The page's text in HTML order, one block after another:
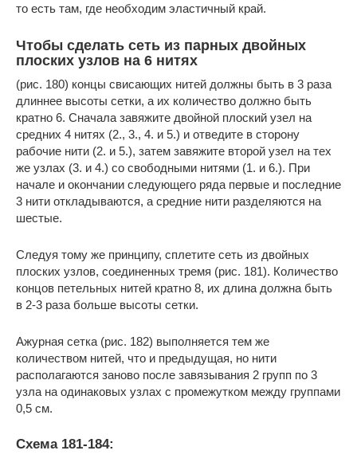
то есть там, где необходим эластичный край.
Чтобы сделать сеть из парных двойных
плоских узлов на 6 нитях
(рис. 180) концы свисающих нитей должны быть в 3 раза
длиннее высоты сетки, а их количество должно быть
кратно 6. Сначала завяжите двойной плоский узел на
средних 4 нитях (2., 3., 4. и 5.) и отведите в сторону
рабочие нити (2. и 5.), затем завяжите второй узел на тех
же узлах (3. и 4.) со свободными нитями (1. и 6.). При
начале и окончании следующего ряда первые и последние
3 нити откладываются, а средние нити разделяются на
шестые.
Следуя тому же принципу, сплетите сеть из двойных
плоских узлов, соединенных тремя (рис. 181). Количество
концов петельных нитей кратно 8, их длина должна быть
в 2-3 раза больше высоты сетки.
Ажурная сетка (рис. 182) выполняется тем же
количеством нитей, что и предыдущая, но нити
располагаются заново после завязывания 2 групп по 3
узла на одинаковых узлах с промежутком между группами
0,5 см.
Схема 181-184: